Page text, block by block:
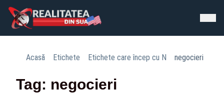
Acasă Etichete Etichete care încep cu N negocieri
Tag: negocieri